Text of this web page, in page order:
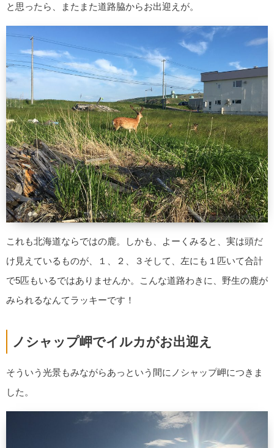
と思ったら、またまた道路脇からお出迎えが。
これも北海道ならではの鹿。しかも、よーくみると、実は頭だ
け見えているものが、１、２、３そして、左にも１匹いて合計
で5匹もいるではありませんか。こんな道路わきに、野生の鹿が
みられるなんてラッキーです！
ノシャップ岬でイルカがお出迎え
そういう光景もみながらあっという間にノシャップ岬につきま
した。